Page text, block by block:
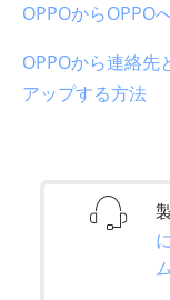
OPPOからOPPO
OPPOから連絡先
アップする方法